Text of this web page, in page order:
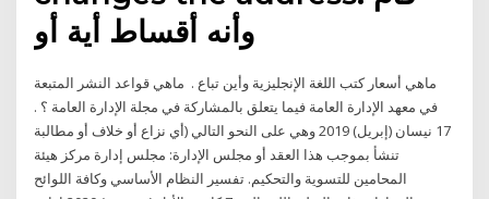
‫وأنه‬ ‫أقساط‬ ‫أية‬ ‫أو
ماهي أسعار كتب اللغة الإنجليزية وأين تباع ​​​​​​. ​ ماهي قواعد النشر المتبعة
في معهد الإدارة العامة فيما يتعلق بالمشاركة في مجلة الإدارة العامة ؟ ​​​​​​.
17 نيسان (إبريل) 2019 وهي على النحو التالي (أي نزاع أو خلاف أو مطالبة
تنشأ بموجب هذا العقد أو مجلس الإدارة: مجلس إدارة مركز هيئة
المحامين للتسوية والتحكيم. تفسير النظام الأساسي وكافة اللوائح